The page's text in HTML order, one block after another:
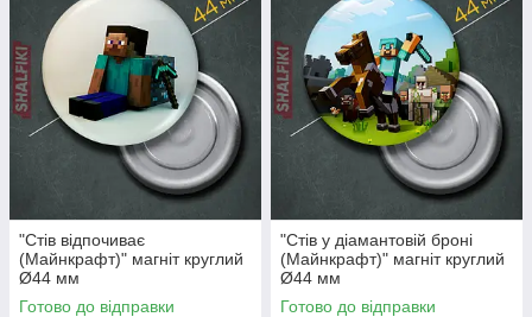
"Стів відпочиває
(Майнкрафт)" магніт круглий
Ø44 мм
Готово до відправки
"Стів у діамантовій броні
(Майнкрафт)" магніт круглий
Ø44 мм
Готово до відправки